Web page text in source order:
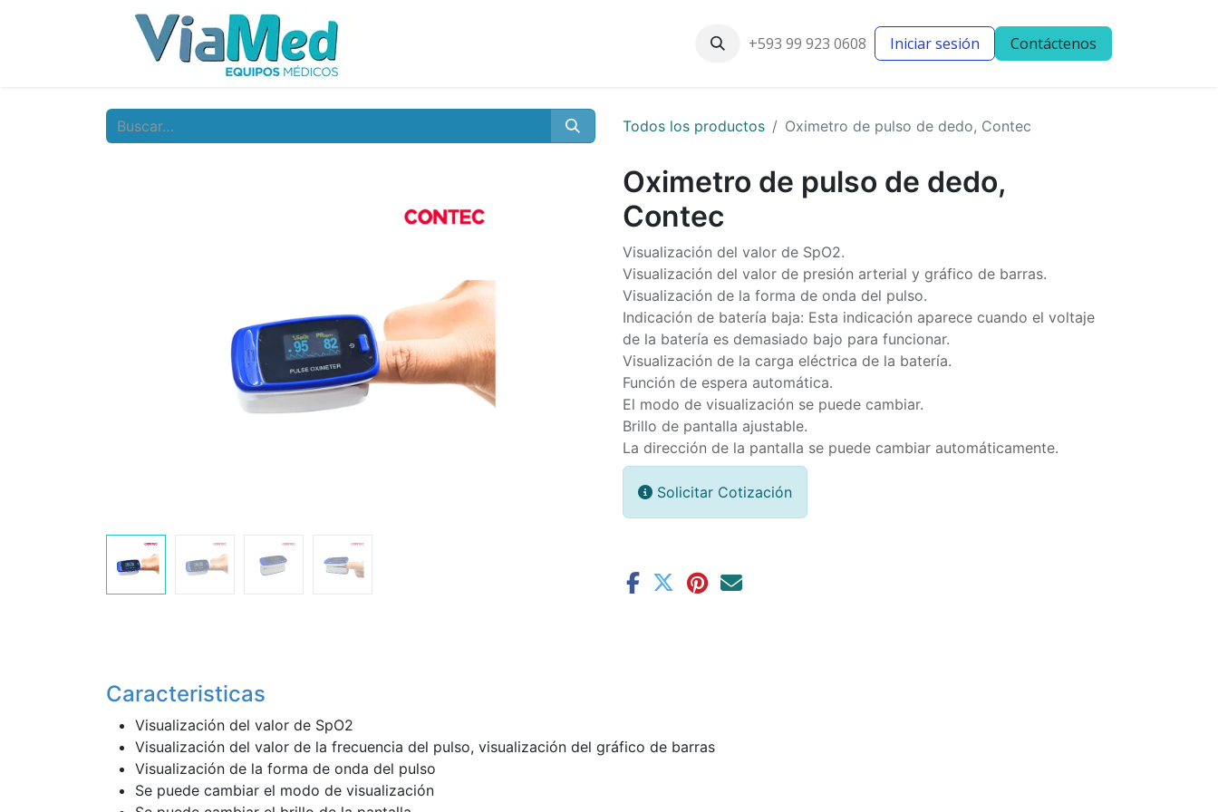
Nuestros clientes Blog
+593 99 923 0608 Iniciar sesión Contáctenos
Todos los productos Oximetro de pulso de dedo, Contec
Oximetro de pulso de dedo,
Contec
Visualización del valor de SpO2.
Visualización del valor de presión arterial y gráfico de barras.
Visualización de la forma de onda del pulso.
Indicación de batería baja: Esta indicación aparece cuando el voltaje
de la batería es demasiado bajo para funcionar.
Visualización de la carga eléctrica de la batería.
Función de espera automática.
El modo de visualización se puede cambiar.
Brillo de pantalla ajustable.
La dirección de la pantalla se puede cambiar automáticamente.
Solicitar Cotización
Caracteristicas
Visualización del valor de SpO2
Visualización del valor de la frecuencia del pulso, visualización del gráfico de barras
Visualización de la forma de onda del pulso
Se puede cambiar el modo de visualización